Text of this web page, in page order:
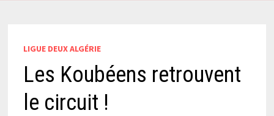
LIGUE DEUX ALGÉRIE
Les Koubéens retrouvent
le circuit !